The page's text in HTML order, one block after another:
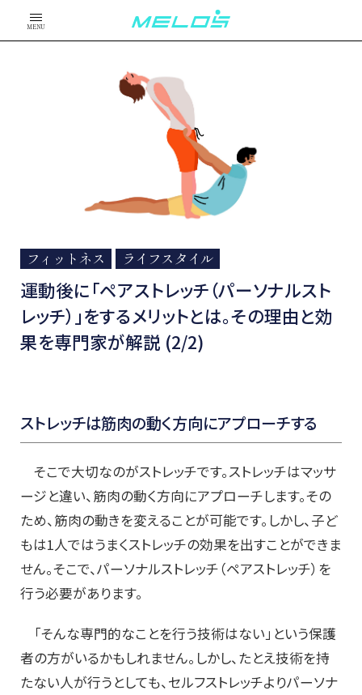
MENU
フィットネス ライフスタイル
運動後に「ペアストレッチ（パーソナルスト
レッチ）」をするメリットとは。その理由と効
果を専門家が解説 (2/2)
ストレッチは筋肉の動く方向にアプローチする
そこで大切なのがストレッチです。ストレッチはマッサ
ージと違い、筋肉の動く方向にアプローチします。その
ため、筋肉の動きを変えることが可能です。しかし、子ど
もは1人ではうまくストレッチの効果を出すことができま
せん。そこで、パーソナルストレッチ（ペアストレッチ）を
行う必要があります。
「そんな専門的なことを行う技術はない」という保護
者の方がいるかもしれません。しかし、たとえ技術を持
たない人が行うとしても、セルフストレッチよりパーソナ